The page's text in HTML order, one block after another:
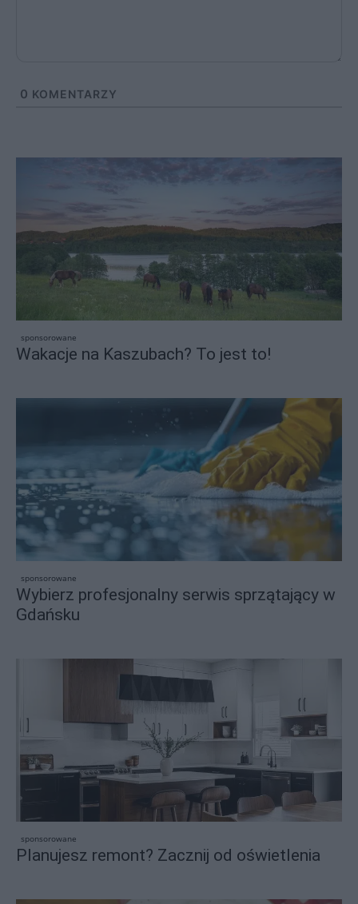
0 KOMENTARZY
sponsorowane
Wakacje na Kaszubach? To jest to!
sponsorowane
Wybierz profesjonalny serwis sprzątający w
Gdańsku
sponsorowane
Planujesz remont? Zacznij od oświetlenia